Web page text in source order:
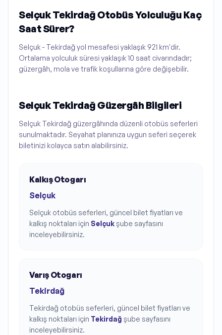
Selçuk Tekirdağ Otobüs Yolculuğu Kaç
Saat Sürer?
Selçuk - Tekirdağ yol mesafesi yaklaşık 921 km'dir.
Ortalama yolculuk süresi yaklaşık 10 saat civarındadır;
güzergâh, mola ve trafik koşullarına göre değişebilir.
Selçuk Tekirdağ Güzergâh Bilgileri
Selçuk Tekirdağ güzergâhında düzenli otobüs seferleri
sunulmaktadır. Seyahat planınıza uygun seferi seçerek
biletinizi kolayca satın alabilirsiniz.
Kalkış Otogarı
Selçuk
Selçuk otobüs seferleri, güncel bilet fiyatları ve
kalkış noktaları için Selçukşube sayfasını
inceleyebilirsiniz.
Varış Otogarı
Tekirdağ
Tekirdağ otobüs seferleri, güncel bilet fiyatları ve
kalkış noktaları için Tekirdağ şube sayfasını
inceleyebilirsiniz.